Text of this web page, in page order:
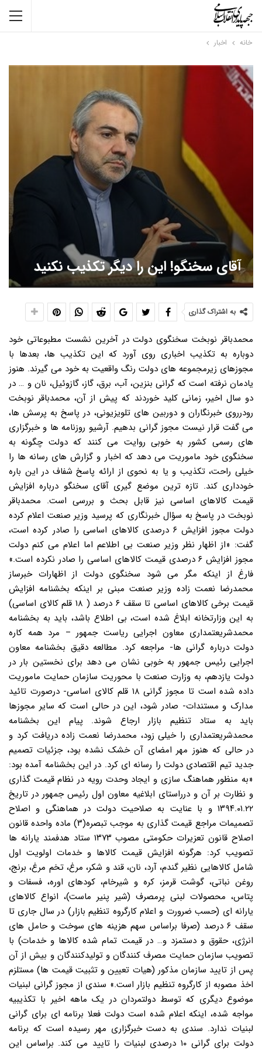
خانه اخبار
آقای سخنگو! این را دیگر تکذیب نکنید
به اشتراک گذاری
محمدباقر نوبخت سخنگوی دولت در آخرین نشست مطبوعاتی خود
دوباره به تکذیب اخباری روی آورد که این تکذیب ها، بعدها با
مجوزهای زیرمجموعه های دولت رنگ واقعیت به خود می گیرند. هنوز
یادمان نرفته است که گرانی بنزین، آب، برق، گاز، گازوئیل، نان و … در
دو سال اخیر، زمانی کلید خوردند که پیش از آن، محمدباقر نوبخت
رودرروی خبرنگاران و دوربین های تلویزیونی، در پاسخ به پرسش ها،
می گفت قرار نیست مجوز گرانی بدهیم. آرشیو روزنامه ها و خبرگزاری
های رسمی کشور به خوبی روایت می کنند که دولت چگونه به
سخنگوی خود ماموریت می دهد که اخبار و گزارش های رسانه ها را
خیلی راحت، تکذیب و یا به نحوی از ارائه پاسخ شفاف در این باره
خودداری کند. تازه ترین موضع گیری آقای سخنگو درباره افزایش
قیمت کالاهای اساسی نیز قابل بحث و بررسی است. محمدباقر
نوبخت در پاسخ به سؤال خبرنگاری که پرسید وزیر صنعت اعلام کرده
دولت مجوز افزایش ۶ درصدی کالاهای اساسی را صادر کرده است،
گفت: «از اظهار نظر وزیر صنعت بی اطلاعم اما اعلام می کنم دولت
مجوز افزایش ۶ درصدی قیمت کالاهای اساسی را صادر نکرده است.»
فارغ از اینکه مگر می شود سخنگوی دولت از اظهارات خبرساز
محمدرضا نعمت زاده وزیر صنعت مبنی بر اینکه بخشنامه افزایش
قیمت برخی کالاهای اساسی تا سقف ۶ درصد ( ۱۸ قلم کالای اساسی)
به این وزارتخانه ابلاغ شده است، بی اطلاع باشد، باید به بخشنامه
محمدشریعتمداری معاون اجرایی ریاست جمهور – مرد همه کاره
دولت درباره گرانی ها- مراجعه کرد. مطالعه دقیق بخشنامه معاون
اجرایی رئیس جمهور به خوبی نشان می دهد برای نخستین بار در
دولت یازدهم، به وزارت صنعت با محوریت سازمان حمایت ماموریت
داده شده است تا مجوز گرانی ۱۸ قلم کالای اساسی- درصورت تائید
مدارک و مستندات- صادر شود، این در حالی است که سایر مجوزها
باید به ستاد تنظیم بازار ارجاع شوند. پیام این بخشنامه
محمدشریعتمداری را خیلی زود، محمدرضا نعمت زاده دریافت کرد و
در حالی که هنوز مهر امضای آن خشک نشده بود، جزئیات تصمیم
جدید تیم اقتصادی دولت را رسانه ای کرد. در این بخشنامه آمده بود:
«به منظور هماهنگ سازی و ایجاد وحدت رویه در نظام قیمت گذاری
و نظارت بر آن و درراستای ابلاغیه معاون اول رئیس جمهور در تاریخ
۱۳۹۴.۰۱.۲۲ و با عنایت به صلاحیت دولت در هماهنگی و اصلاح
تصمیمات مراجع قیمت گذاری به موجب تبصره(۳) ماده واحده قانون
اصلاح قانون تعزیرات حکومتی مصوب ۱۳۷۳ ستاد هدفمند یارانه ها
تصویب کرد: هرگونه افزایش قیمت کالاها و خدمات اولویت اول
شامل کالاهایی نظیر گندم، آرد، نان، قند و شکر، مرغ، تخم مرغ، برنج،
روغن نباتی، گوشت قرمز، کره و شیرخام، کودهای اوره، فسفات و
پتاس، محصولات لبنی پرمصرف (شیر پنیر ماست)، انواع کالاهای
یارانه ای (حسب ضرورت و اعلام کارگروه تنظیم بازار) در سال جاری تا
سقف ۶ درصد (صرفا براساس سهم هزینه های سوخت و حامل های
انرژی، حقوق و دستمزد و… در قیمت تمام شده کالاها و خدمات) با
تصویب سازمان حمایت مصرف کنندگان و تولیدکنندگان و بیش از آن
پس از تایید سازمان مذکور (هیات تعیین و تثبیت قیمت ها) مستلزم
اخذ مصوبه از کارگروه تنظیم بازار است.» سندی از مجوز گرانی لبنیات
موضوع دیگری که توسط دولتمردان در یک ماهه اخیر با تکذیبیه
مواجه شده، اینکه اعلام شده است دولت فعلا برنامه ای برای گرانی
لبنیات ندارد. سندی به دست خبرگزاری مهر رسیده است که برنامه
دولت برای گرانی ۱۰ درصدی لبنیات را تایید می کند. براساس این